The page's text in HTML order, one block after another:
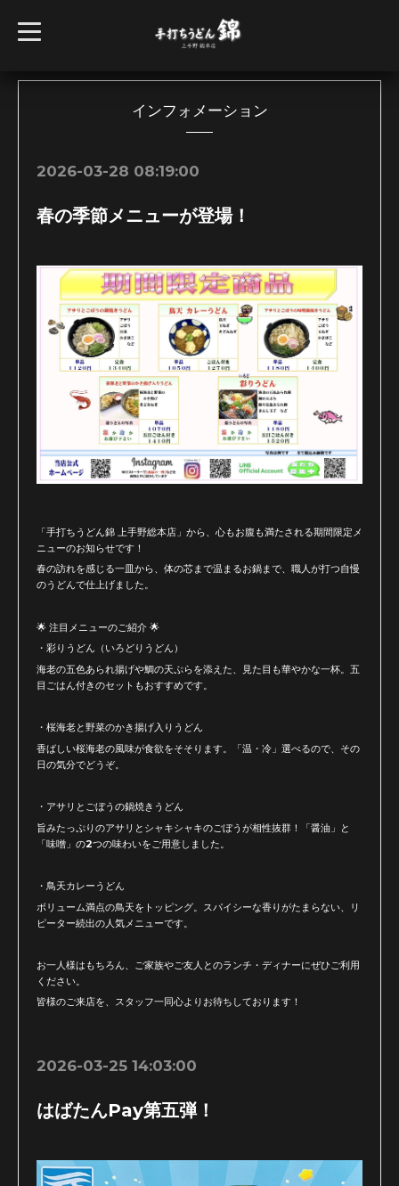
t
o
l
インフォメーション
2026-03-28 08:19:00
春の季節メニューが登場！
「手打ちうどん錦 上手野総本店」から、心もお腹も満たされる期間限定メ
ニューのお知らせです！
春の訪れを感じる一皿から、体の芯まで温まるお鍋まで、職人が打つ自慢
のうどんで仕上げました。
🌟 注目メニューのご紹介 🌟
・彩りうどん（いろどりうどん）
海老の五色あられ揚げや鯛の天ぷらを添えた、見た目も華やかな一杯。五
目ごはん付きのセットもおすすめです。
・桜海老と野菜のかき揚げ入りうどん
香ばしい桜海老の風味が食欲をそそります。「温・冷」選べるので、その
日の気分でどうぞ。
・アサリとごぼうの鍋焼きうどん
旨みたっぷりのアサリとシャキシャキのごぼうが相性抜群！「醤油」と
「味噌」の2つの味わいをご用意しました。
・鳥天カレーうどん
ボリューム満点の鳥天をトッピング。スパイシーな香りがたまらない、リ
ピーター続出の人気メニューです。
お一人様はもちろん、ご家族やご友人とのランチ・ディナーにぜひご利用
ください。
皆様のご来店を、スタッフ一同心よりお待ちしております！
2026-03-25 14:03:00
はばたんPay第五弾！